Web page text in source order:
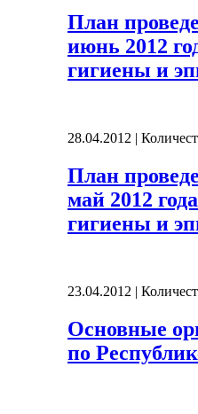
План
июнь 2012
гигиены и
28.04.2012 |
План
май 2012
гигиены и
23.04.2012 |
Основные
по